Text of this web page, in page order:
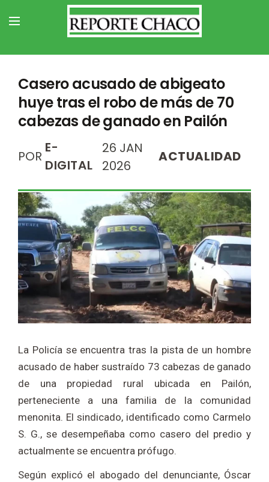
Casero acusado de abigeato
huye tras el robo de más de 70
cabezas de ganado en Pailón
POR
E-
DIGITAL
26 JAN
2026
ACTUALIDAD
La Policía se encuentra tras la pista de un hombre
acusado de haber sustraído 73 cabezas de ganado
de una propiedad rural ubicada en Pailón,
perteneciente a una familia de la comunidad
menonita. El sindicado, identificado como Carmelo
S. G., se desempeñaba como casero del predio y
actualmente se encuentra prófugo.
Según explicó el abogado del denunciante, Óscar